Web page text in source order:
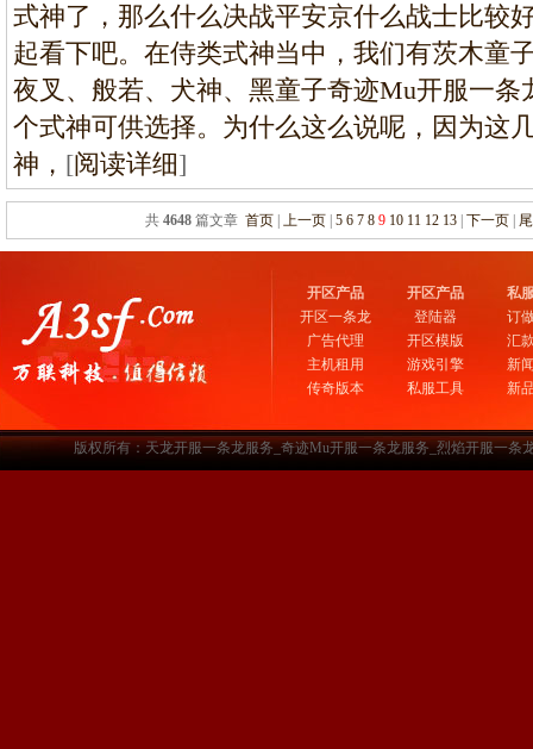
式神了，那么什么决战平安京什么战士比较
起看下吧。在侍类式神当中，我们有茨木童
夜叉、般若、犬神、黑童子奇迹Mu开服一
个式神可供选择。为什么这么说呢，因为这
神， [阅读详细]
共 4648篇文章 首页| 上一页| 5 6 7 8 9 10 11 12 13| 下一页|
开区产品
开区一条龙
广告代理
主机租用
传奇版本
开区产品
登陆器
开区模版
游戏引擎
私服工具
私
订
汇
新
新
版权所有：天龙开服一条龙服务_奇迹Mu开服一条龙服务_烈焰开服一条